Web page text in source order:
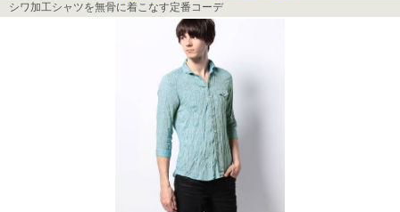
シワ加工シャツを無骨に着こなす定番コーデ